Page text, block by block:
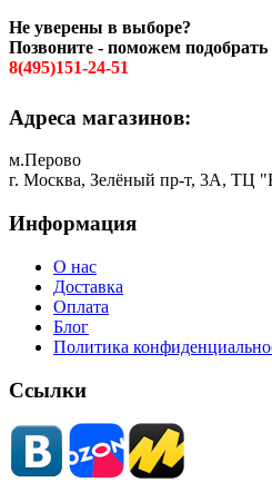
Не уверены в выборе?
Позвоните - поможем
8(495)151-24-51
Адреса магазинов:
м.Перово
г. Москва, Зелёный пр-т, 3А, ТЦ
Информация
О нас
Доставка
Оплата
Блог
Политика
Ссылки